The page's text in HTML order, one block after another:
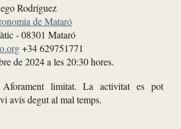
Rodríguez
de Mataró
- 08301 Mataró
+34 629751771
de 2024 a les 20:30 hores.
limitat. La activitat es pot
avís degut al mal temps.